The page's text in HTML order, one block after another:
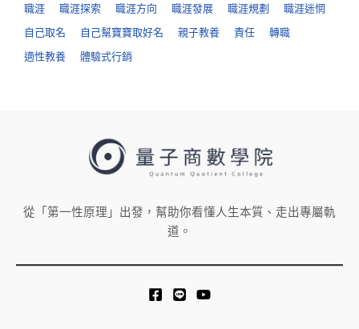
職涯
職涯探索 職涯方向 職涯發展 職涯規劃
職涯迷惘
自己取名
自己幫寶寶取好名 親子教養 責任
轉職
適性教養
體驗式行銷
從「第一性原理」出發，幫助你看懂人生本質、走出專屬軌
道。